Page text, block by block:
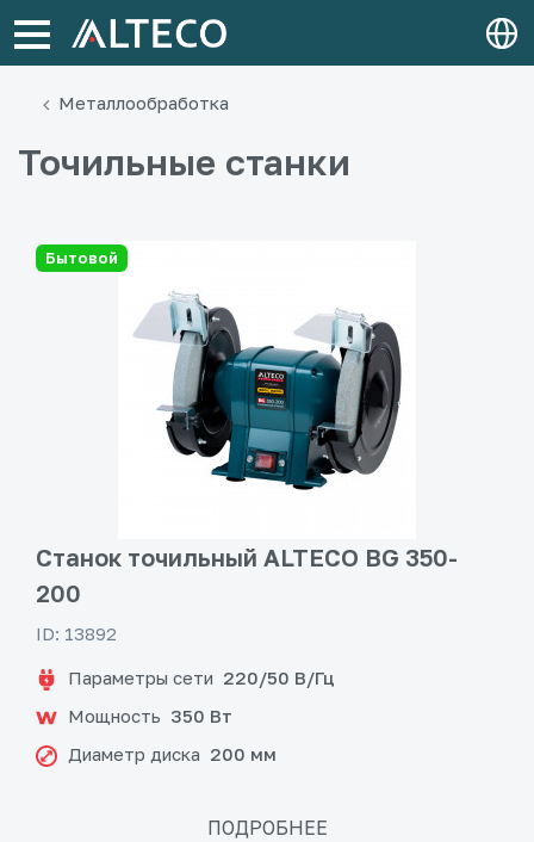
Металлообработка
Точильные станки
Бытовой
Станок точильный ALTECO BG 350-
200
ID: 13892
Параметры сети 220/50 В/Гц
Мощность 350 Вт
Диаметр диска 200 мм
ПОДРОБНЕЕ